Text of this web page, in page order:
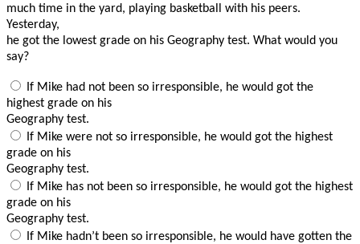
much time in the yard, playing basketball with his peers.
Yesterday,
he got the lowest grade on his Geography test. What would you
say?
If Mike had not been so irresponsible, he would got the
highest grade on his
Geography test.
If Mike were not so irresponsible, he would got the highest
grade on his
Geography test.
If Mike has not been so irresponsible, he would got the highest
grade on his
Geography test.
If Mike hadn’t been so irresponsible, he would have gotten the